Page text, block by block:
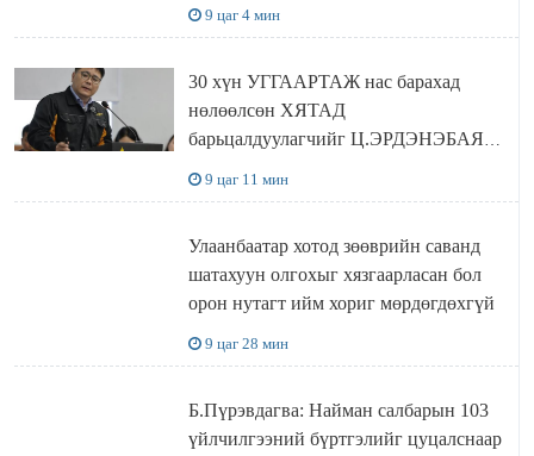
9 цаг 4 мин
30 хүн УГГААРТАЖ нас барахад
нөлөөлсөн ХЯТАД
барьцалдуулагчийг Ц.ЭРДЭНЭБАЯР
9 цаг 11 мин
Улаанбаатар хотод зөөврийн саванд
шатахуун олгохыг хязгаарласан бол
орон нутагт ийм хориг мөрдөгдөхгүй
9 цаг 28 мин
Б.Пүрэвдагва: Найман салбарын 103
үйлчилгээний бүртгэлийг цуцалснаар